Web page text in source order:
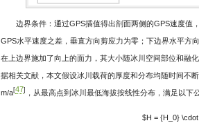
边界条件：通过GPS插值得出剖面两侧的GPS速度值
GPS水平速度之差，垂直方向剪应力为零；下边界水平方
在上边界施加了向上的面力，其大小随冰川空间部位和融
据相关文献，本文假设冰川载荷的厚度和分布均随时间不
m/a[47] ，从最高点到冰川最低海拔按线性分布，满足以下
$H = {H_0}